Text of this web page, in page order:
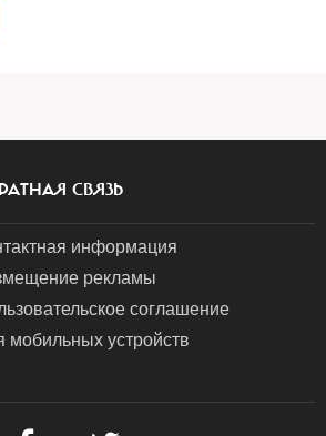
СВЯЗЬ
информация
рекламы
соглашение
мобильных устройств